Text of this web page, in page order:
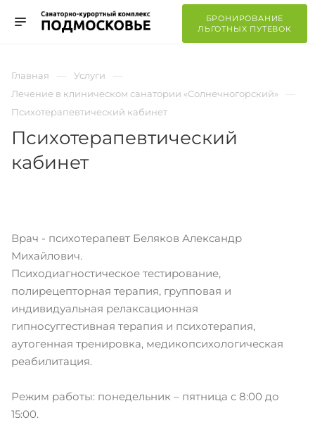
БРОНИРОВАНИЕ
ЛЬГОТНЫХ ПУТЕВОК
Главная
Услуги
Лечение в клиническом санатории «Солнечногорский»
Психотерапевтический кабинет
Психотерапевтический
кабинет
Врач - психотерапевт Беляков Александр
Михайлович.
Психодиагностическое тестирование,
полирецепторная терапия, групповая и
индивидуальная релаксационная
гипносуггестивная терапия и психотерапия,
аутогенная тренировка, медикопсихологическая
реабилитация.
Режим работы: понедельник – пятница с 8:00 до
15:00.